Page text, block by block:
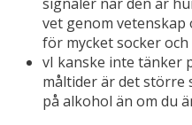
vet genom
för mycket socker
vI kanske inte tänker
måltider är det större
på alkohol än om du